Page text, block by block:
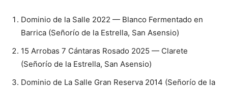
Dominio de la Salle 2022 — Blanco Fermentado en
Barrica (Señorío de la Estrella, San Asensio)
15 Arrobas 7 Cántaras Rosado 2025 — Clarete
(Señorío de la Estrella, San Asensio)
Dominio de La Salle Gran Reserva 2014 (Señorío de la